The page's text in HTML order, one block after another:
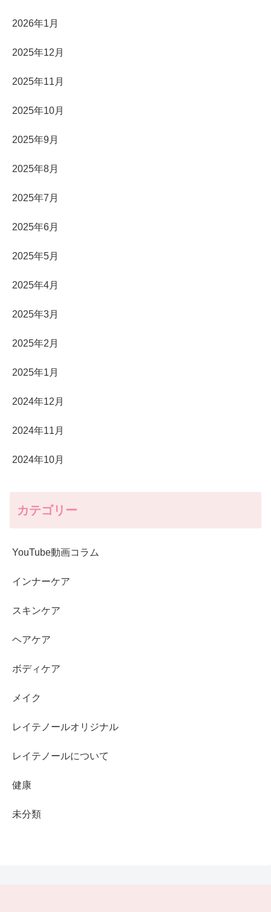
2026年1月
2025年12月
2025年11月
2025年10月
2025年9月
2025年8月
2025年7月
2025年6月
2025年5月
2025年4月
2025年3月
2025年2月
2025年1月
2024年12月
2024年11月
2024年10月
カテゴリー
YouTube動画コラム
インナーケア
スキンケア
ヘアケア
ボディケア
メイク
レイテノールオリジナル
レイテノールについて
健康
未分類